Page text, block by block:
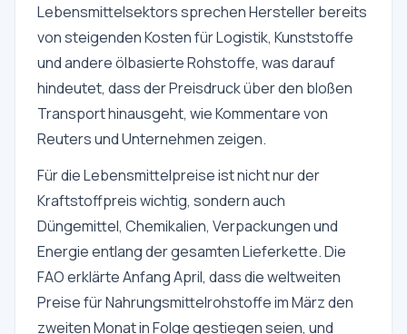
Lebensmittelsektors sprechen Hersteller bereits
von steigenden Kosten für Logistik, Kunststoffe
und andere ölbasierte Rohstoffe, was darauf
hindeutet, dass der Preisdruck über den bloßen
Transport hinausgeht, wie Kommentare von
Reuters und Unternehmen zeigen.
Für die Lebensmittelpreise ist nicht nur der
Kraftstoffpreis wichtig, sondern auch
Düngemittel, Chemikalien, Verpackungen und
Energie entlang der gesamten Lieferkette. Die
FAO erklärte Anfang April, dass die weltweiten
Preise für Nahrungsmittelrohstoffe im März den
zweiten Monat in Folge gestiegen seien, und